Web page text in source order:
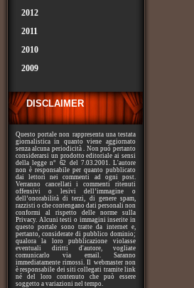
2012
2011
2010
2009
DISCLAIMER
Questo portale non rappresenta una testata
giornalistica in quanto viene aggiornato
senza alcuna periodicità . Non può pertanto
considerarsi un prodotto editoriale ai sensi
della legge n° 62 del 7.03.2001. L'autore
non è responsabile per quanto pubblicato
dai lettori nei commenti ad ogni post.
Verranno cancellati i commenti ritenuti
offensivi o lesivi dell’immagine o
dell’onorabilità di terzi, di genere spam,
razzisti o che contengano dati personali non
conformi al rispetto delle norme sulla
Privacy. Alcuni testi o immagini inserite in
questo portale sono tratte da internet e,
pertanto, considerate di pubblico dominio;
qualora la loro pubblicazione violasse
eventuali diritti d'autore, vogliate
comunicarlo via email. Saranno
immediatamente rimossi. Il webmaster non
è responsabile dei siti collegati tramite link
né del loro contenuto che può essere
soggetto a variazioni nel tempo.